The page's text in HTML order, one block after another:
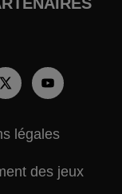
légales
des jeux